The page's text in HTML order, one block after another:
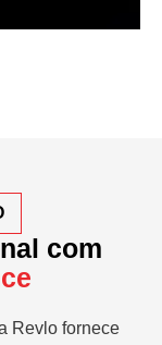
com
Revlo fornece